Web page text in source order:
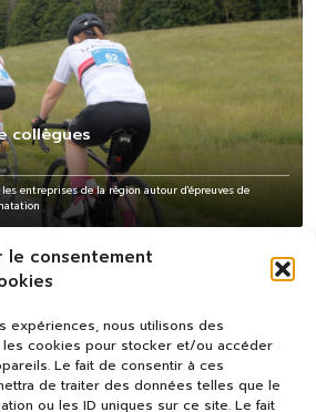
le consentement
expériences, nous utilisons des
cookies pour stocker et/ou accéder
Le fait de consentir à ces
de traiter des données telles que le
ou les ID uniques sur ce site. Le fait
collègues
entreprises de la région autour d'épreuves de